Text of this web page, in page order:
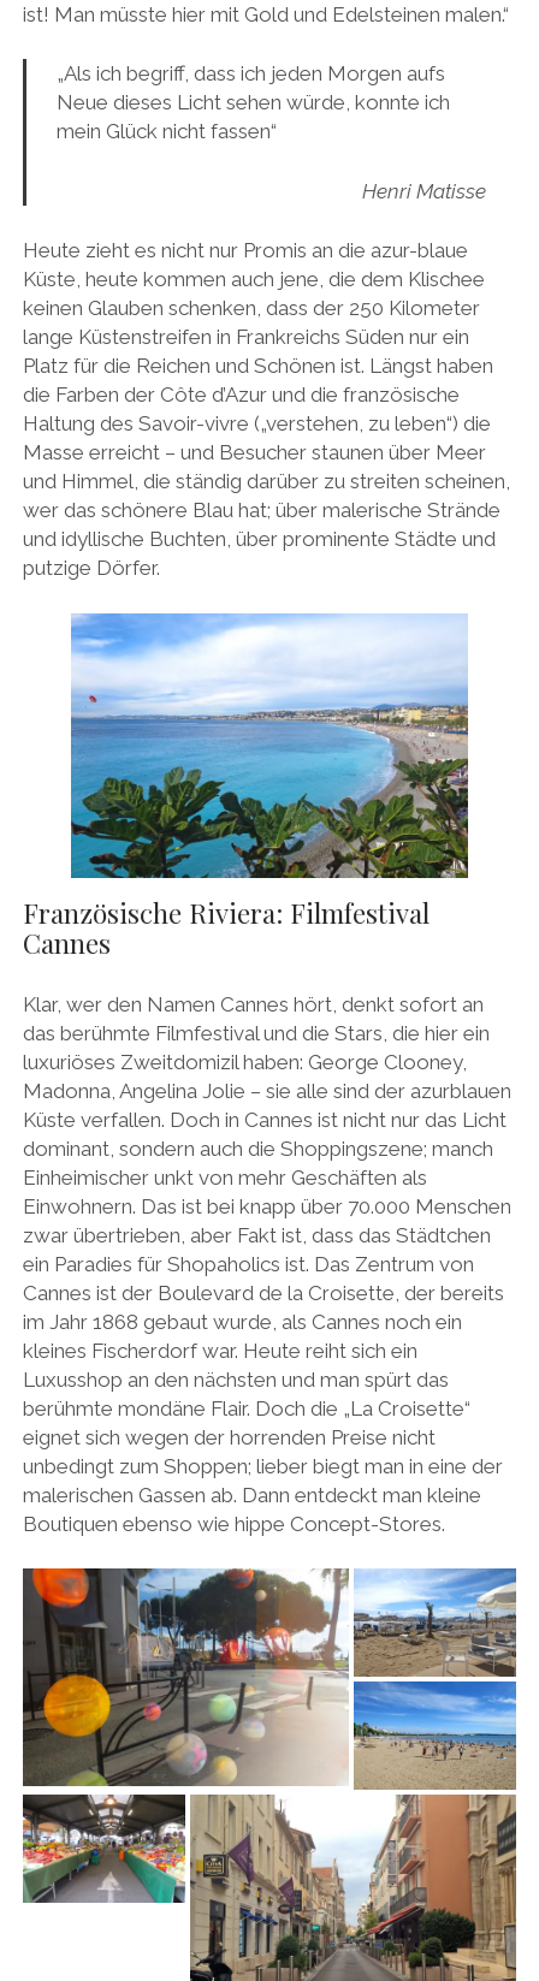
ist! Man müsste hier mit Gold und Edelsteinen malen.“
„Als ich begriff, dass ich jeden Morgen aufs
Neue dieses Licht sehen würde, konnte ich
mein Glück nicht fassen“
Henri Matisse
Heute zieht es nicht nur Promis an die azur-blaue
Küste, heute kommen auch jene, die dem Klischee
keinen Glauben schenken, dass der 250 Kilometer
lange Küstenstreifen in Frankreichs Süden nur ein
Platz für die Reichen und Schönen ist. Längst haben
die Farben der Côte d’Azur und die französische
Haltung des Savoir-vivre („verstehen, zu leben“) die
Masse erreicht – und Besucher staunen über Meer
und Himmel, die ständig darüber zu streiten scheinen,
wer das schönere Blau hat; über malerische Strände
und idyllische Buchten, über prominente Städte und
putzige Dörfer.
Französische Riviera: Filmfestival
Cannes
Klar, wer den Namen Cannes hört, denkt sofort an
das berühmte Filmfestival und die Stars, die hier ein
luxuriöses Zweitdomizil haben: George Clooney,
Madonna, Angelina Jolie – sie alle sind der azurblauen
Küste verfallen. Doch in Cannes ist nicht nur das Licht
dominant, sondern auch die Shoppingszene; manch
Einheimischer unkt von mehr Geschäften als
Einwohnern. Das ist bei knapp über 70.000 Menschen
zwar übertrieben, aber Fakt ist, dass das Städtchen
ein Paradies für Shopaholics ist. Das Zentrum von
Cannes ist der Boulevard de la Croisette, der bereits
im Jahr 1868 gebaut wurde, als Cannes noch ein
kleines Fischerdorf war. Heute reiht sich ein
Luxusshop an den nächsten und man spürt das
berühmte mondäne Flair. Doch die „La Croisette“
eignet sich wegen der horrenden Preise nicht
unbedingt zum Shoppen; lieber biegt man in eine der
malerischen Gassen ab. Dann entdeckt man kleine
Boutiquen ebenso wie hippe Concept-Stores.